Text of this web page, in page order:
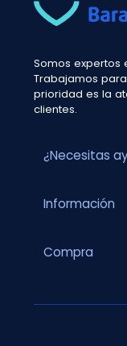
Somos expertos
Trabajamos
prioridad es la
clientes.
¿Necesitas
Información
Compra